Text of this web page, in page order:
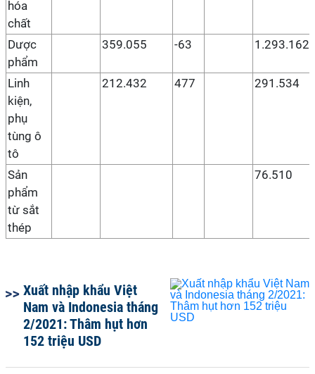
hóa
chất
Dược
phẩm
359.055 -63 1.293.162
Linh
kiện,
phụ
tùng ô
tô
212.432 477 291.534
Sản
phẩm
từ sắt
thép
76.510
Xuất nhập khẩu Việt
Nam và Indonesia tháng
2/2021: Thâm hụt hơn
152 triệu USD